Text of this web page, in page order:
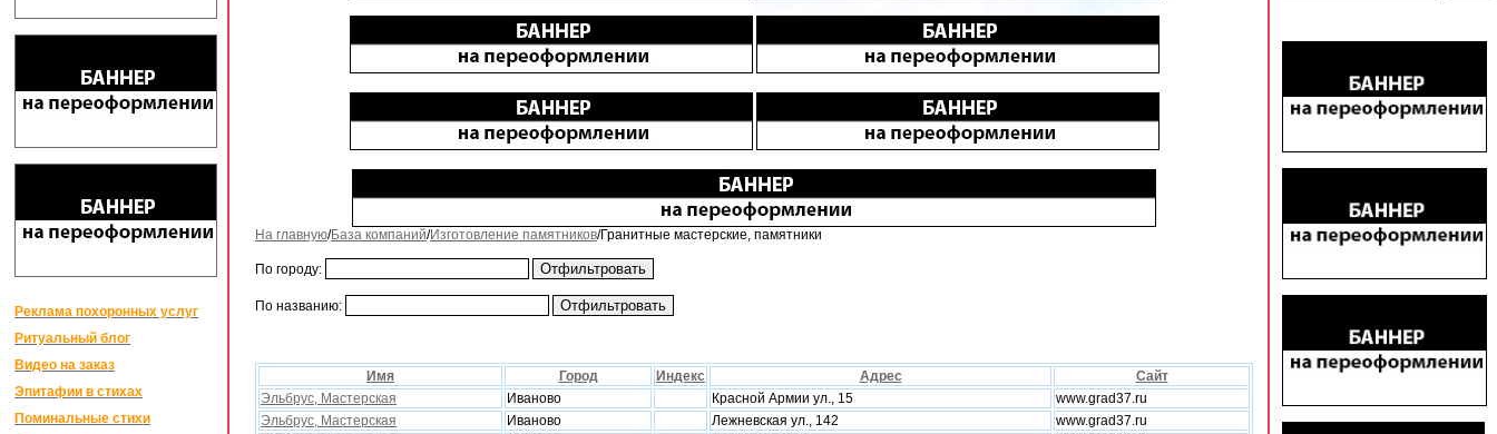
Реклама похоронных услуг
Ритуальный блог
Видео на заказ
Эпитафии в стихах
Поминальные стихи
На главную/База компаний/Изготовление памятников/Гранитные мастерские, памятники
По городу:
По названию:
Имя Город Индекс Адрес
Сайт
Эльбрус, Мастерская
Иваново Красной Армии ул., 15
www.grad37.ru
Эльбрус, Мастерская
Иваново Лежневская ул., 142
www.grad37.ru